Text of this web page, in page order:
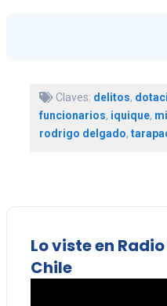
Claves: delitos,
funcionarios, iquique,
rodrigo delgado,
Lo viste en
Chile